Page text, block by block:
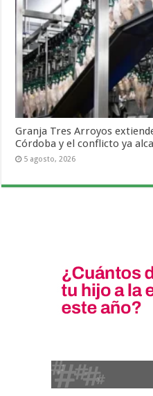
Granja Tres Arroyos
Córdoba y el conflicto ya
5 agosto, 2026